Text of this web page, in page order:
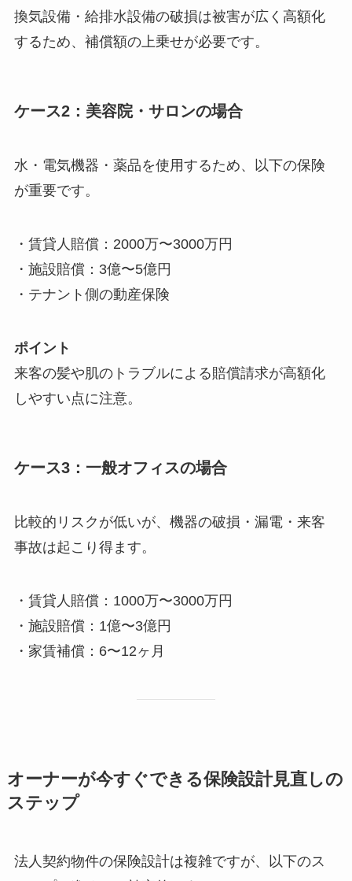
換気設備・給排水設備の破損は被害が広く高額化
するため、補償額の上乗せが必要です。
ケース2：美容院・サロンの場合
水・電気機器・薬品を使用するため、以下の保険
が重要です。
・賃貸人賠償：2000万〜3000万円
・施設賠償：3億〜5億円
・テナント側の動産保険
ポイント
来客の髪や肌のトラブルによる賠償請求が高額化
しやすい点に注意。
ケース3：一般オフィスの場合
比較的リスクが低いが、機器の破損・漏電・来客
事故は起こり得ます。
・賃貸人賠償：1000万〜3000万円
・施設賠償：1億〜3億円
・家賃補償：6〜12ヶ月
オーナーが今すぐできる保険設計見直しの
ステップ
法人契約物件の保険設計は複雑ですが、以下のス